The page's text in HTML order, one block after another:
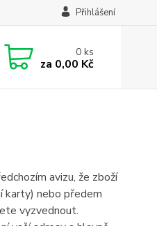
Přihlášení
0ks
za 0,00 Kč
avizu, že zboží
karty) nebo předem
vyzvednout.